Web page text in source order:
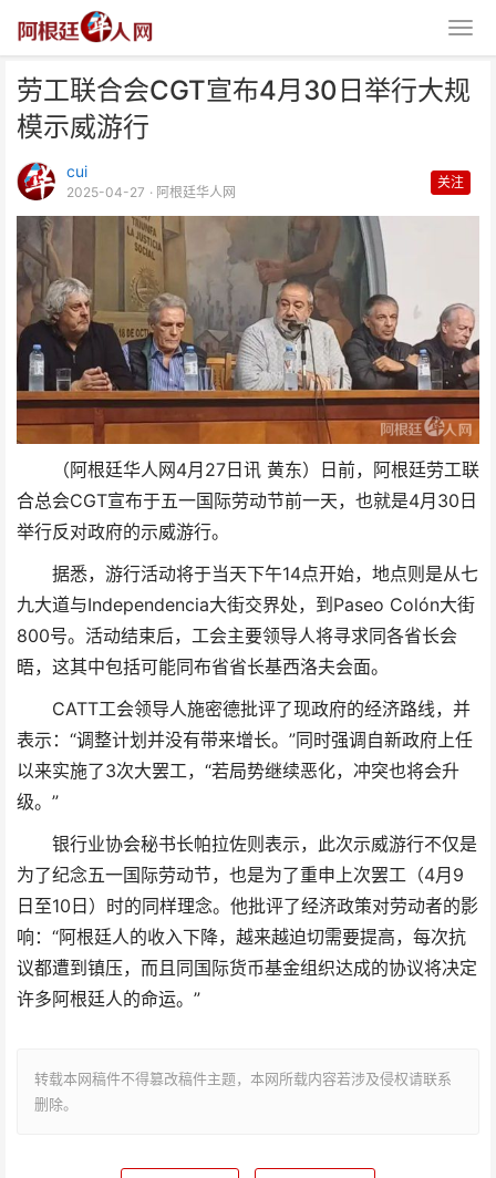
劳工联合会CGT宣布4月30日举行大规
模示威游行
cui
2025-04-27 · 阿根廷华人网
关注
（阿根廷华人网4月27日讯 黄东）日前，阿根廷劳工联
合总会CGT宣布于五一国际劳动节前一天，也就是4月30日
举行反对政府的示威游行。
据悉，游行活动将于当天下午14点开始，地点则是从七
九大道与Independencia大街交界处，到Paseo Colón大街
800号。活动结束后，工会主要领导人将寻求同各省长会
晤，这其中包括可能同布省省长基西洛夫会面。
CATT工会领导人施密德批评了现政府的经济路线，并
表示：“调整计划并没有带来增长。”同时强调自新政府上任
以来实施了3次大罢工，“若局势继续恶化，冲突也将会升
级。”
银行业协会秘书长帕拉佐则表示，此次示威游行不仅是
为了纪念五一国际劳动节，也是为了重申上次罢工（4月9
日至10日）时的同样理念。他批评了经济政策对劳动者的影
响：“阿根廷人的收入下降，越来越迫切需要提高，每次抗
议都遭到镇压，而且同国际货币基金组织达成的协议将决定
许多阿根廷人的命运。”
转载本网稿件不得篡改稿件主题，本网所载内容若涉及侵权请联系
删除。
劳工联合会CGT宣布4月30日举
行大规模示威游行